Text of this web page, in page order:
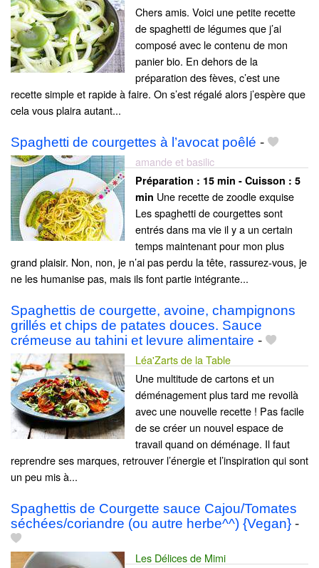
Chers amis. Voici une petite recette
de spaghetti de légumes que j’ai
composé avec le contenu de mon
panier bio. En dehors de la
préparation des fèves, c’est une
recette simple et rapide à faire. On s’est régalé alors j’espère que
cela vous plaira autant...
Spaghetti de courgettes à l’avocat poêlé -
amande et basilic
Préparation : 15 min - Cuisson : 5
min Une recette de zoodle exquise
Les spaghetti de courgettes sont
entrés dans ma vie il y a un certain
temps maintenant pour mon plus
grand plaisir. Non, non, je n’ai pas perdu la tête, rassurez-vous, je
ne les humanise pas, mais ils font partie intégrante...
Spaghettis de courgette, avoine, champignons
grillés et chips de patates douces. Sauce
crémeuse au tahini et levure alimentaire -
Léa'Zarts de la Table
Une multitude de cartons et un
déménagement plus tard me revoilà
avec une nouvelle recette ! Pas facile
de se créer un nouvel espace de
travail quand on déménage. Il faut
reprendre ses marques, retrouver l’énergie et l’inspiration qui sont
un peu mis à...
Spaghettis de Courgette sauce Cajou/Tomates
séchées/coriandre (ou autre herbe^^) {Vegan} -
Les Délices de Mimi